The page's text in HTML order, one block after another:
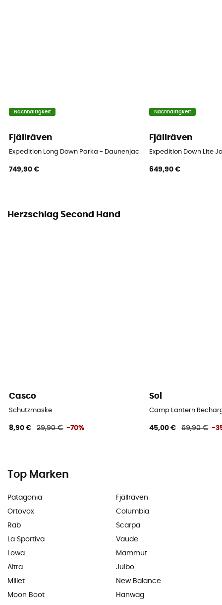
Nachhaltigkeit
Fjällräven
Expedition Long Down Parka - Daunenjacke - Damen
749,90 €
Nachhaltigkeit
Fjällräven
Expedition Down Lite
649,90 €
Herzschlag Second Hand
Casco
Schutzmaske
8,90 € 29,90 € -70%
Sol
Camp Lantern
45,00 € 69,90 € -
Top Marken
Patagonia
Ortovox
Rab
La Sportiva
Lowa
Altra
Millet
Moon Boot
Fjällräven
Columbia
Scarpa
Vaude
Mammut
Julbo
New Balance
Hanwag